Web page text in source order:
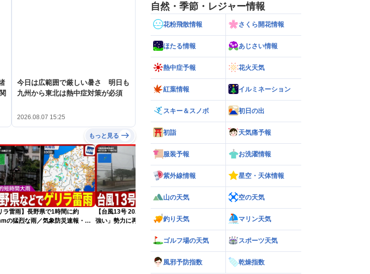
今日は広範囲で厳しい暑さ 明日も
九州から東北は熱中症対策が必須
2026.08.07 15:25
もっと見る
ラ雷雨】長野県で1時間に約
の猛烈な雨／気象防災速報・記
【台風13号 2026】沖縄付近で「非常に
強い」勢力に再発達 荒天に厳重警戒を
（7日18時最新情報）
本に接近する可能性／ウェザーニュース
気象予報士解説（7日16時更新）
自然・季節・レジャー情報
花粉飛散情報 さくら開花情報
ほたる情報 あじさい情報
熱中症予報 花火天気
紅葉情報 イルミネーション
スキー＆スノボ 初日の出
初詣 天気痛予報
服装予報 お洗濯情報
紫外線情報 星空・天体情報
山の天気 空の天気
釣り天気 マリン天気
ゴルフ場の天気 スポーツ天気
風邪予防指数 乾燥指数